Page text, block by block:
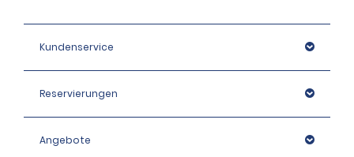
Kundenservice
Reservierungen
Angebote